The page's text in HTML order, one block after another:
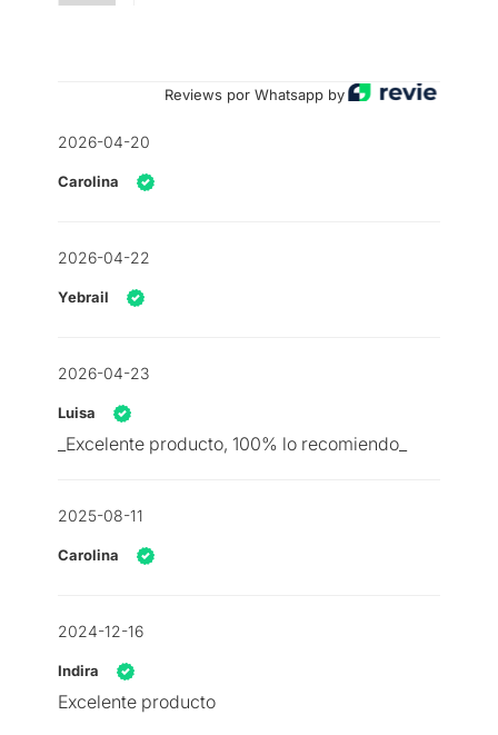
Reviews por Whatsapp by
2026-04-20
Carolina
2026-04-22
Yebrail
2026-04-23
Luisa
_Excelente producto, 100% lo recomiendo_
2025-08-11
Carolina
2024-12-16
Indira
Excelente producto